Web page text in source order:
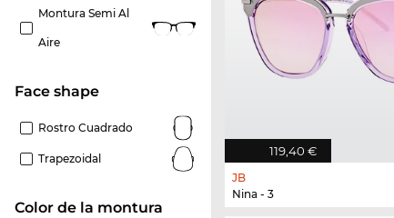
Montura Semi Al
Aire
Face shape
Rostro Cuadrado
Trapezoidal
Color de la montura
119,40 €
JB
Nina - 3